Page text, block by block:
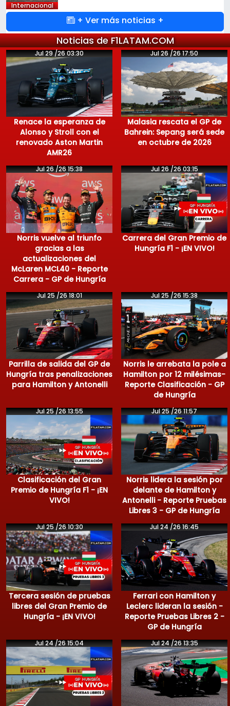
Internacional
+ Ver más noticias +
Noticias de F1LATAM.COM
Jul 29 /26 03:30
Renace la esperanza de
Alonso y Stroll con el
renovado Aston Martin
AMR26
Jul 26 /26 17:50
Malasia rescata el GP de
Bahrein: Sepang será sede
en octubre de 2026
Jul 26 /26 15:38
Norris vuelve al triunfo
gracias a las
actualizaciones del
McLaren MCL40 - Reporte
Carrera - GP de Hungría
Jul 26 /26 03:15
Carrera del Gran Premio de
Hungría F1 - ¡EN VIVO!
Jul 25 /26 18:01
Parrilla de salida del GP de
Hungría tras penalizaciones
para Hamilton y Antonelli
Jul 25 /26 15:38
Norris le arrebata la pole a
Hamilton por 12 milésimas-
Reporte Clasificación - GP
de Hungría
Jul 25 /26 13:55
Clasificación del Gran
Premio de Hungría F1 - ¡EN
VIVO!
Jul 25 /26 11:57
Norris lidera la sesión por
delante de Hamilton y
Antonelli - Reporte Pruebas
Libres 3 - GP de Hungría
Jul 25 /26 10:30
Tercera sesión de pruebas
libres del Gran Premio de
Hungría - ¡EN VIVO!
Jul 24 /26 16:45
Ferrari con Hamilton y
Leclerc lideran la sesión -
Reporte Pruebas Libres 2 -
GP de Hungría
Jul 24 /26 15:04 Jul 24 /26 13:35